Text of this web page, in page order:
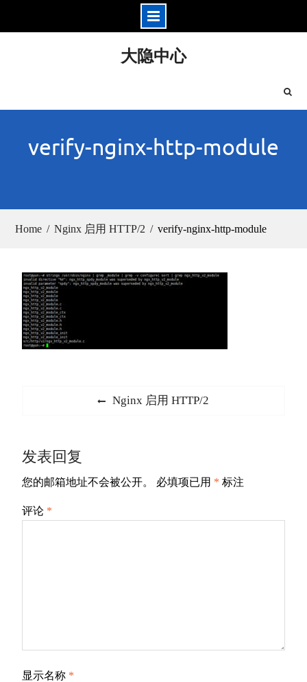
大隐中心
verify-nginx-http-module
Home Nginx 启用 HTTP/2 verify-nginx-http-module
航
Previous
Nginx 启用 HTTP/2
发表回复
您的邮箱地址不会被公开。 必填项已用 * 标注
评论 *
显示名称 *